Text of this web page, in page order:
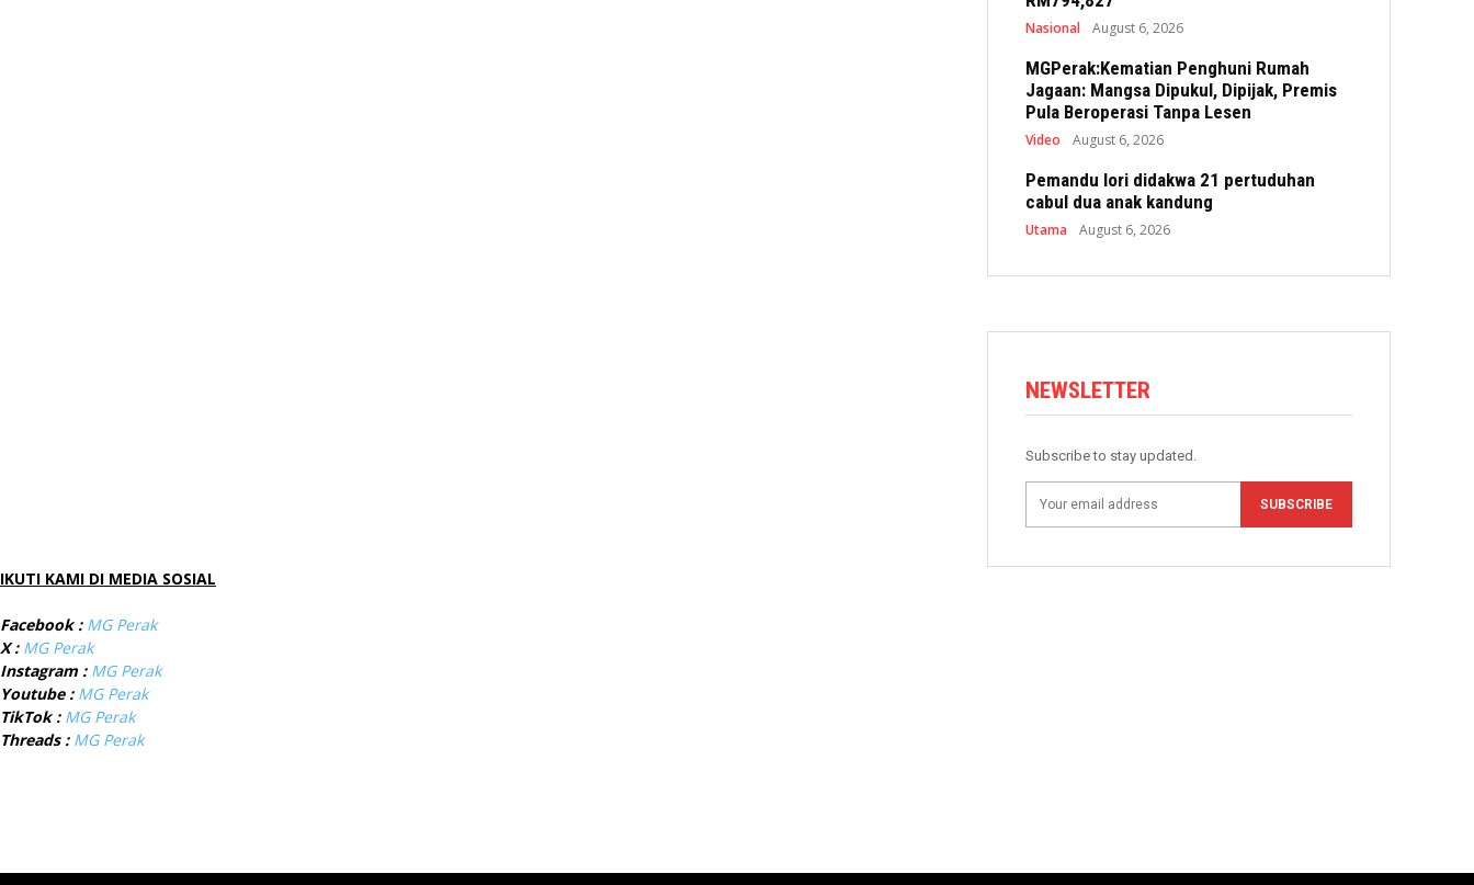
Nasional August 6, 2026
MGPerak:Kematian Penghuni Rumah
Jagaan: Mangsa Dipukul, Dipijak, Premis
Pula Beroperasi Tanpa Lesen
Video August 6, 2026
Pemandu lori didakwa 21 pertuduhan
cabul dua anak kandung
Utama August 6, 2026
NEWSLETTER
Subscribe to stay updated.
SUBSCRIBE
IKUTI KAMI DI MEDIA SOSIAL
Facebook : MG Perak
X : MG Perak
Instagram : MG Perak
Youtube : MG Perak
TikTok : MG Perak
Threads : MG Perak